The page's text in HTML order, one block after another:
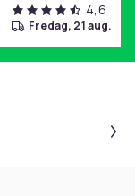
4,6
fredag, 21 aug.